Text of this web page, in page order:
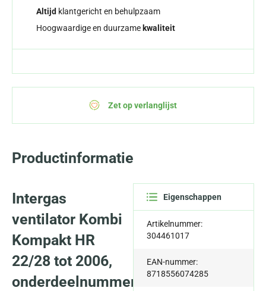
Altijd klantgericht en behulpzaam
Hoogwaardige en duurzamekwaliteit
Zet op verlanglijst
Productinformatie
Intergas
ventilator Kombi
Kompakt HR
22/28 tot 2006,
onderdeelnummer
Eigenschappen
Artikelnummer:
304461017
EAN-nummer:
8718556074285